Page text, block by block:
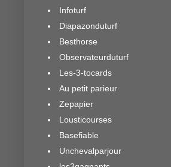
Infoturf
Diapazonduturf
Besthorse
Observateurduturf
Les-3-tocards
Au petit parieur
Zepapier
Lousticourses
Basefiable
Unchevalparjour